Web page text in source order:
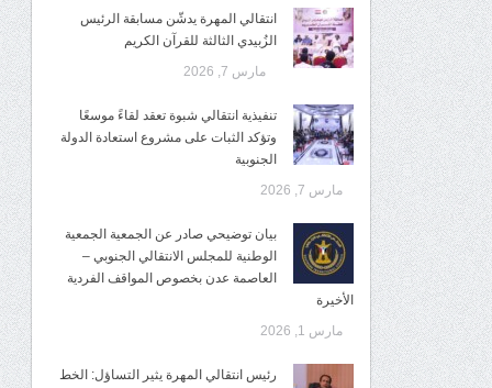
انتقالي المهرة يدشّن مسابقة الرئيس
الزُبيدي الثالثة للقرآن الكريم
مارس 7, 2026
تنفيذية انتقالي شبوة تعقد لقاءً موسعًا
وتؤكد الثبات على مشروع استعادة الدولة
الجنوبية
مارس 7, 2026
بيان توضيحي صادر عن الجمعية الجمعية
الوطنية للمجلس الانتقالي الجنوبي –
العاصمة عدن بخصوص المواقف الفردية
الأخيرة
مارس 1, 2026
رئيس انتقالي المهرة يثير التساؤل: الخط